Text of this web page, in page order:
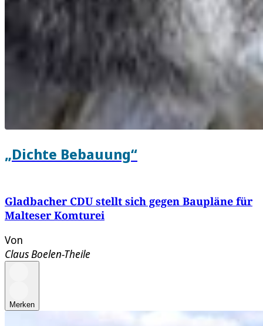
„Dichte Bebauung“
Gladbacher CDU stellt sich gegen Baupläne für
Malteser Komturei
Von
Claus Boelen-Theile
Merken